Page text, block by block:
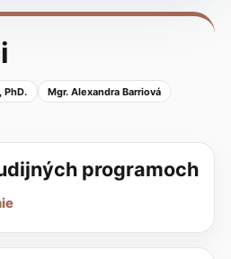
PhD. Mgr. Alexandra Barriová
programoch